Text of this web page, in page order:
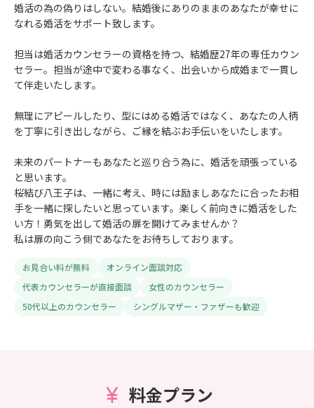
婚活の為の偽りはしない。結婚後にありのままのあなたが幸せに
なれる婚活をサポート致します。
担当は婚活カウンセラーの資格を持つ、結婚歴27年の専任カウン
セラー。担当が途中で変わる事なく、出会いから成婚まで一貫し
て伴走いたします。
無理にアピールしたり、型にはめる婚活ではなく、あなたの人柄
を丁寧に引き出しながら、ご縁を結ぶお手伝いをいたします。
未来のパートナーもあなたと巡り合う為に、婚活を頑張っている
と思います。
桜結び八王子は、一緒に考え、時には励ましあなたに合ったお相
手を一緒に探したいと思っています。楽しく前向きに婚活をした
い方！勇気を出して婚活の扉を開けてみませんか？
私は扉の向こう側であなたをお待ちしております。
お見合い料が無料
オンライン面談対応
代表カウンセラーが直接面談
女性のカウンセラー
50代以上のカウンセラー
シングルマザー・ファザーも歓迎
料金プラン